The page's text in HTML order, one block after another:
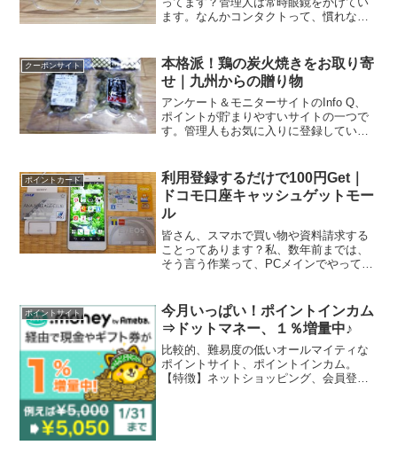
ます。なんかコンタクトって、慣れなく
なしじゃ生活できません。昔、「メガネ
は顔の一部です」...
クーポンサイト
本格派！鶏の炭火焼きをお取り寄
せ｜九州からの贈り物
アンケート＆モニターサイトのInfo Q、
ポイントが貯まりやすいサイトの一つで
す。管理人もお気に入りに登録していま
それもあってGMOポイントに交換する
と、とってもお...
ポイントカード
利用登録するだけで100円Get｜
ドコモ口座キャッシュゲットモー
ル
皆さん、スマホで買い物や資料請求する
ことってあります？私、数年前までは、
そう言う作業って、PCメインでやってい
の作業が完了するから便利ですよね。何
より、環境が整備されて...
ポイントサイト
今月いっぱい！ポイントインカム
⇒ドットマネー、１％増量中♪
比較的、難易度の低いオールマイティな
ポイントサイト、ポイントインカム。
【特徴】ネットショッピング、会員登